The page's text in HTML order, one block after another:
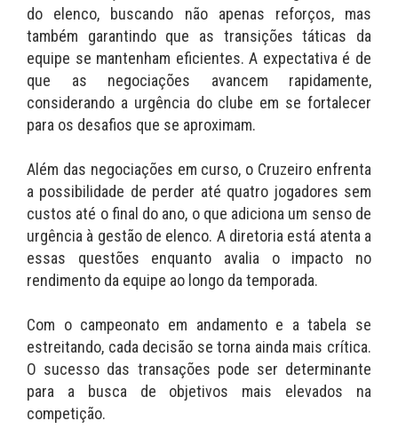
do elenco, buscando não apenas reforços, mas
também garantindo que as transições táticas da
equipe se mantenham eficientes. A expectativa é de
que as negociações avancem rapidamente,
considerando a urgência do clube em se fortalecer
para os desafios que se aproximam.
Além das negociações em curso, o Cruzeiro enfrenta
a possibilidade de perder até quatro jogadores sem
custos até o final do ano, o que adiciona um senso de
urgência à gestão de elenco. A diretoria está atenta a
essas questões enquanto avalia o impacto no
rendimento da equipe ao longo da temporada.
Com o campeonato em andamento e a tabela se
estreitando, cada decisão se torna ainda mais crítica.
O sucesso das transações pode ser determinante
para a busca de objetivos mais elevados na
competição.